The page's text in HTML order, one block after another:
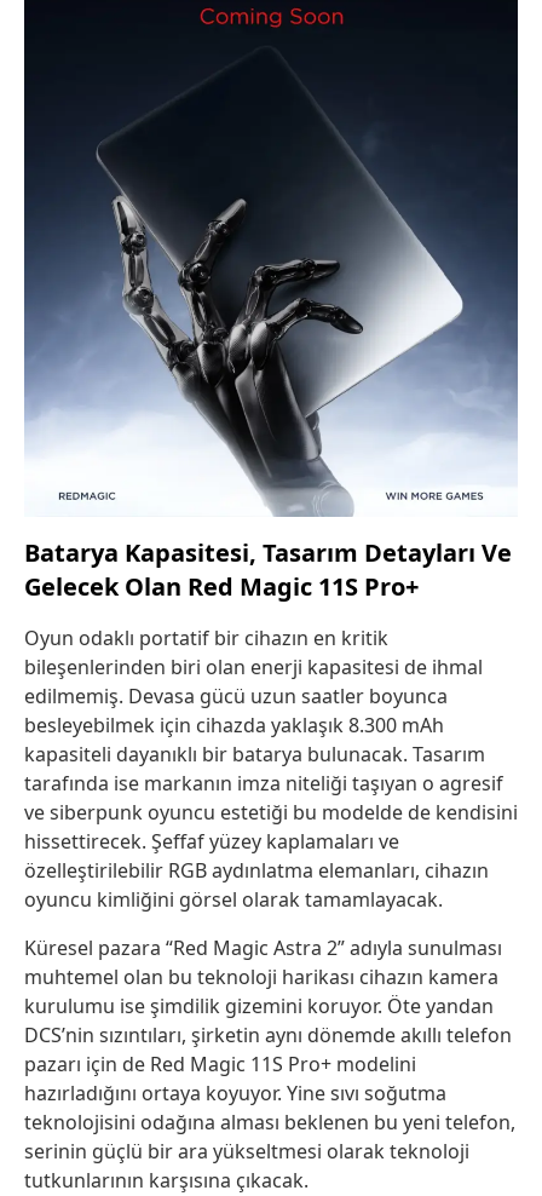
Batarya Kapasitesi, Tasarım Detayları Ve
Gelecek Olan Red Magic 11S Pro+
Oyun odaklı portatif bir cihazın en kritik
bileşenlerinden biri olan enerji kapasitesi de ihmal
edilmemiş. Devasa gücü uzun saatler boyunca
besleyebilmek için cihazda yaklaşık 8.300 mAh
kapasiteli dayanıklı bir batarya bulunacak. Tasarım
tarafında ise markanın imza niteliği taşıyan o agresif
ve siberpunk oyuncu estetiği bu modelde de kendisini
hissettirecek. Şeffaf yüzey kaplamaları ve
özelleştirilebilir RGB aydınlatma elemanları, cihazın
oyuncu kimliğini görsel olarak tamamlayacak.
Küresel pazara “Red Magic Astra 2” adıyla sunulması
muhtemel olan bu teknoloji harikası cihazın kamera
kurulumu ise şimdilik gizemini koruyor. Öte yandan
DCS’nin sızıntıları, şirketin aynı dönemde akıllı telefon
pazarı için de Red Magic 11S Pro+ modelini
hazırladığını ortaya koyuyor. Yine sıvı soğutma
teknolojisini odağına alması beklenen bu yeni telefon,
serinin güçlü bir ara yükseltmesi olarak teknoloji
tutkunlarının karşısına çıkacak.